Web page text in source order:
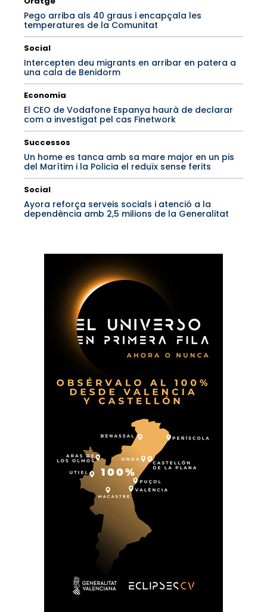
Pego arriba als 40 graus i encapçala les
temperatures de la Comunitat
Social
Intercepten deu migrants en arribar en patera a
una cala de Benidorm
Economia
El CEO de Vodafone Espanya haurà de declarar
com a investigat pel cas Finetwork
Successos
Un home es tanca amb sa mare major en un pis
del Marítim i la Policia el reduïx sense ferits
Social
Ayora reforça serveis socials i atenció a la
dependència amb 2,5 milions de la Generalitat